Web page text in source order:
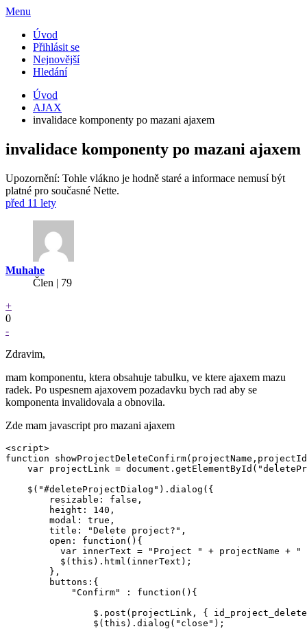
Menu
Úvod
Přihlásit se
Nejnovější
Hledání
Úvod
AJAX
invalidace komponenty po mazani ajaxem
invalidace komponenty po mazani ajaxem
Upozornění: Tohle vlákno je hodně staré a informace nemusí být
platné pro současné Nette.
před 11 lety
Muhahe
Člen | 79
+
0
-
Zdravim,
mam komponentu, ktera obsahuje tabulku, ve ktere ajaxem mazu
radek. Po uspesnem ajaxovem pozadavku bych rad aby se
komponenta invalidovala a obnovila.
Zde mam javascript pro mazani ajaxem
<script>
function
var projectLink =
    $("#deleteProjectDialog").dialog({
        resizable: false,
        height: 140,
        modal: true,
        title: "Delete project?",
        open: function(){
var innerText = "Project " + projectName + "
          $(this).html(innerText);
        },
        buttons:{
            "Confirm" : function(){
$.post(projectLink, {
                $(this).dialog("close");